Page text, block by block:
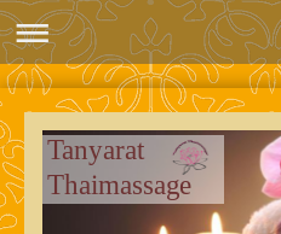
Tanyarat
Thaimassage